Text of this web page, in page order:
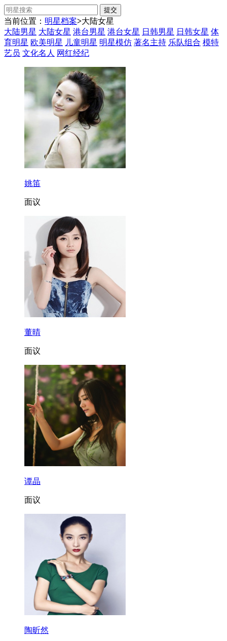
当前位置： 明星档案>大陆女星
大陆男星 大陆女星 港台男星 港台女星 日韩男星 日韩女星 体
育明星 欧美明星 儿童明星 明星模仿 著名主持 乐队组合 模特
艺员 文化名人 网红经纪
姚笛
面议
董晴
面议
谭晶
面议
陶昕然